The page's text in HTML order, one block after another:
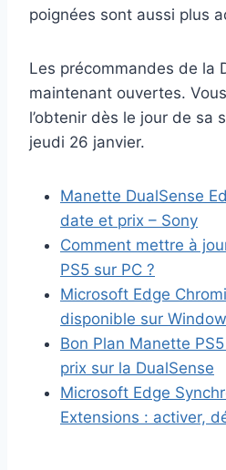
poignées sont aussi plus
Les précommandes de la
maintenant ouvertes.
l’obtenir dès le jour de sa
jeudi 26 janvier.
Manette DualSense
date et prix – Sony
Comment mettre à
PS5 sur PC ?
Microsoft Edge
disponible sur
Bon Plan Manette
prix sur la DualSense
Microsoft Edge
Extensions : activer,